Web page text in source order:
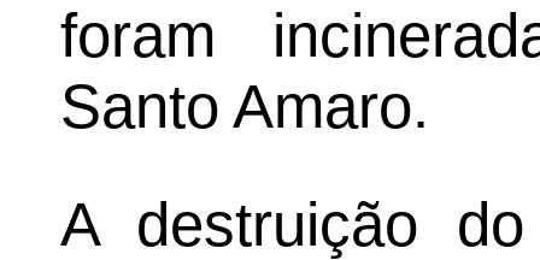
foram
Santo Amaro.
A destruição